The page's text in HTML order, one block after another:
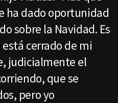
ha dado oportunidad
sobre la Navidad. Es
cerrado de mi
judicialmente el
que se
pero yo